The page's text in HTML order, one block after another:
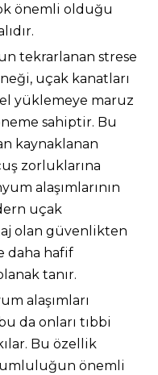
önemli olduğu
tekrarlanan strese
uçak kanatları
yüklemeye maruz
sahiptir. Bu
kaynaklanan
zorluklarına
alaşımlarının
uçak
olan güvenlikten
daha hafif
tanır.
alaşımları
da onları tıbbi
Bu özellik
önemli